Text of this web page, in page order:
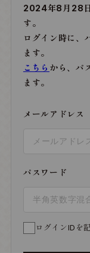
2024年8月28日
す。
ログイン時に、
ます。
こちら から、パ
ます。
メールアドレス
パスワード
ログインIDを